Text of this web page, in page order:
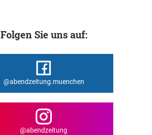
Folgen Sie uns auf:
@abendzeitung.muenchen
@abendzeitung